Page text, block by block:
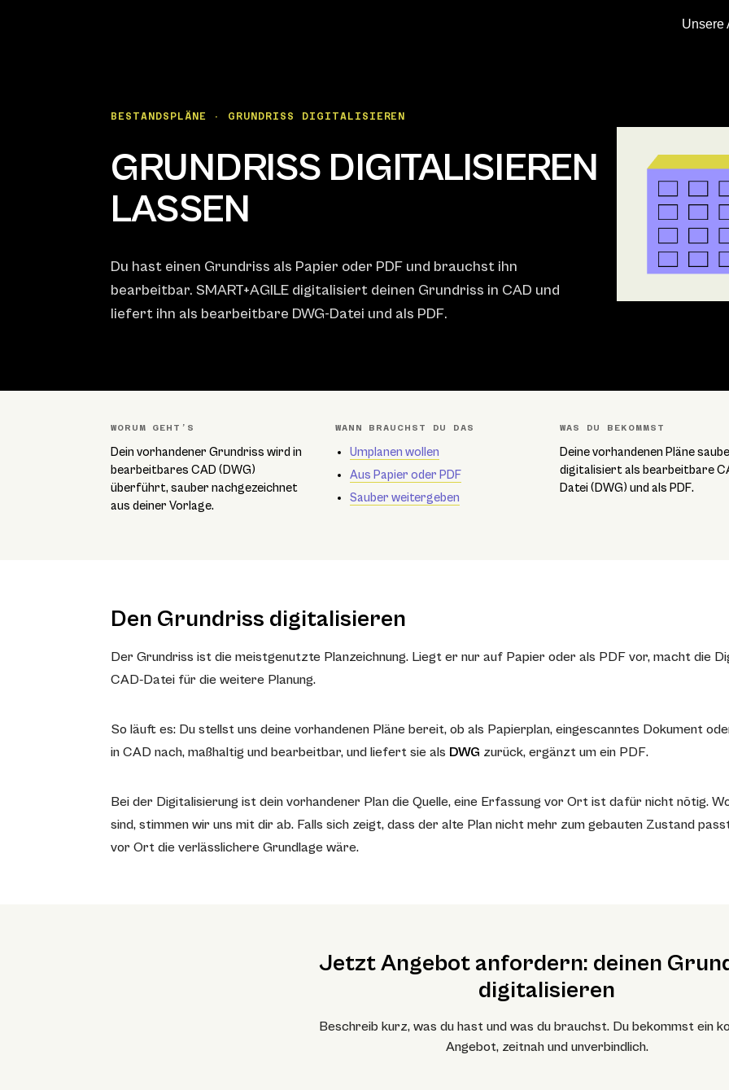
Unsere
BESTANDSPLÄNE · GRUNDRISS DIGITALISIEREN
GRUNDRISS DIGITALISIEREN
LASSEN
Du hast einen Grundriss als Papier oder PDF und brauchst ihn
bearbeitbar. SMART+AGILE digitalisiert deinen Grundriss in CAD und
liefert ihn als bearbeitbare DWG-Datei und als PDF.
WORUM GEHT’S
Dein vorhandener Grundriss wird in
bearbeitbares CAD (DWG)
überführt, sauber nachgezeichnet
aus deiner Vorlage.
WANN BRAUCHST DU DAS
Umplanen wollen
Aus Papier oder PDF
Sauber weitergeben
WAS DU BEKOMMST
Deine vorhandenen Pläne
digitalisiert als bearbeitbare
Datei (DWG) und als PDF.
Den Grundriss digitalisieren
Der Grundriss ist die meistgenutzte Planzeichnung. Liegt er nur auf Papier oder als PDF vor, macht die
CAD-Datei für die weitere Planung.
So läuft es: Du stellst uns deine vorhandenen Pläne bereit, ob als Papierplan, eingescanntes Dokument
in CAD nach, maßhaltig und bearbeitbar, und liefert sie als DWG zurück, ergänzt um ein PDF.
Bei der Digitalisierung ist dein vorhandener Plan die Quelle, eine Erfassung vor Ort ist dafür nicht nötig.
sind, stimmen wir uns mit dir ab. Falls sich zeigt, dass der alte Plan nicht mehr zum gebauten Zustand
vor Ort die verlässlichere Grundlage wäre.
Jetzt Angebot anfordern: deinen
digitalisieren
Beschreib kurz, was du hast und was du brauchst. Du bekommst ein
Angebot, zeitnah und unverbindlich.